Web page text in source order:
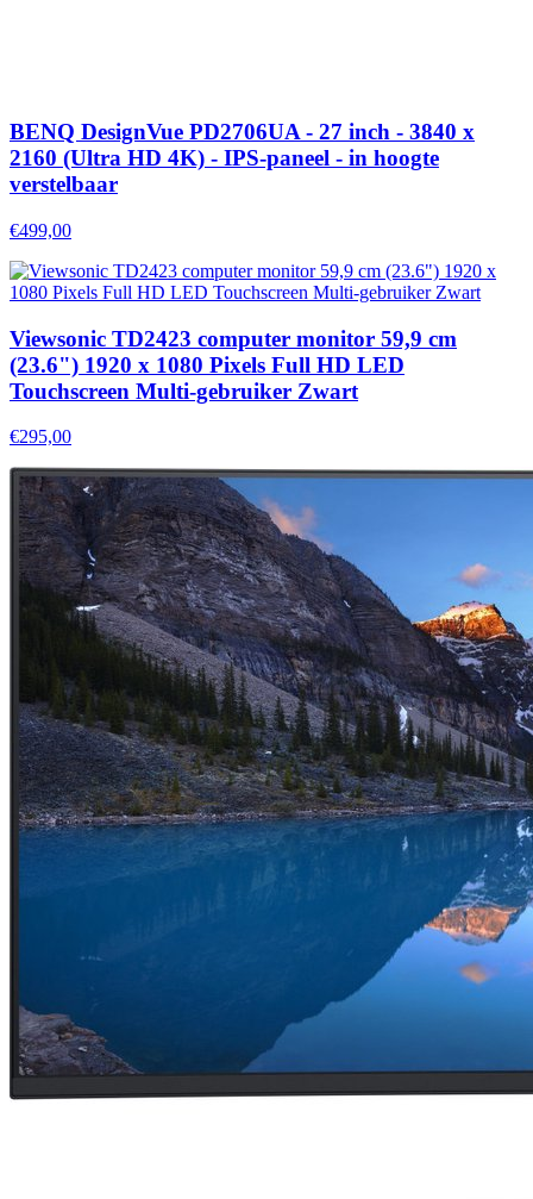
BENQ DesignVue PD2706UA - 27 inch - 3840 x
2160 (Ultra HD 4K) - IPS-paneel - in hoogte
verstelbaar
€499,00
Viewsonic TD2423 computer monitor 59,9 cm
(23.6") 1920 x 1080 Pixels Full HD LED
Touchscreen Multi-gebruiker Zwart
€295,00